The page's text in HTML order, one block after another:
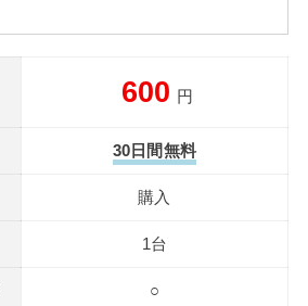
600 円
30日間無料
購入
1台
○